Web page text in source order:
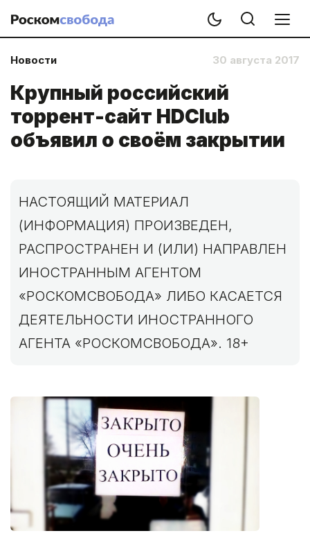
Новости 30 августа 2017
Крупный российский
торрент-сайт HDClub
объявил о своём закрытии
НАСТОЯЩИЙ МАТЕРИАЛ
(ИНФОРМАЦИЯ) ПРОИЗВЕДЕН,
РАСПРОСТРАНЕН И (ИЛИ) НАПРАВЛЕН
ИНОСТРАННЫМ АГЕНТОМ
«РОСКОМСВОБОДА» ЛИБО КАСАЕТСЯ
ДЕЯТЕЛЬНОСТИ ИНОСТРАННОГО
АГЕНТА «РОСКОМСВОБОДА». 18+